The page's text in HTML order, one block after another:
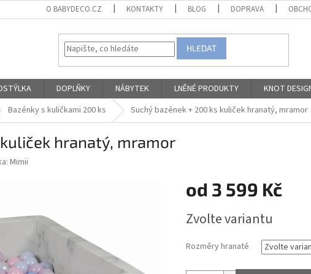
O BABYDECO.CZ KONTAKTY BLOG DOPRAVA
HLEDAT
DOPLŇKY NÁBYTEK LNĚNÉ PRODUKTY KNOT
Bazénky s kuličkami 200 ks Suchý bazének + 200 ks kuliček hranatý, mramor
hranatý, mramor
Mimii
od 3 599 Kč
cena:
Zvolte variantu
Rozměry hranaté